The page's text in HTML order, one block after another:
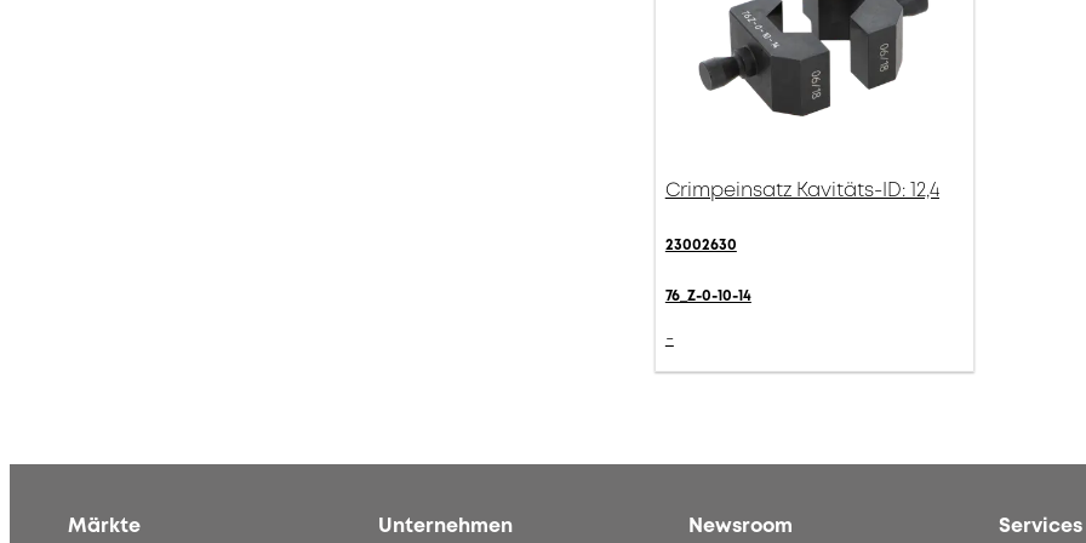
Crimpeinsatz Kavitäts-ID: 12,4
23002630
76_Z-0-10-14
-
Märkte Unternehmen Newsroom Services